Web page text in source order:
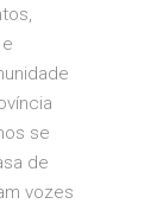
se
de
vozes